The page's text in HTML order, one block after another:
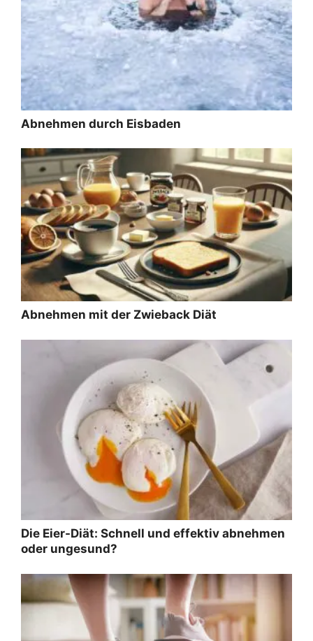
Abnehmen durch Eisbaden
Abnehmen mit der Zwieback Diät
Die Eier-Diät: Schnell und effektiv abnehmen
oder ungesund?